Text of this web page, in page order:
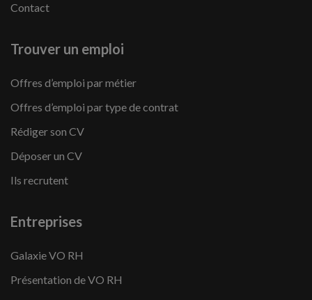
Contact
Trouver un emploi
Offres d’emploi par métier
Offres d’emploi par type de contrat
Rédiger son CV
Déposer un CV
Ils recrutent
Entreprises
Galaxie VO RH
Présentation de VO RH